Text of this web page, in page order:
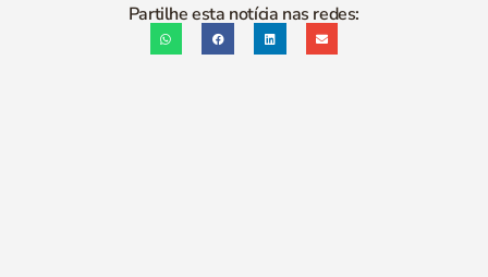
Partilhe esta notícia nas redes: